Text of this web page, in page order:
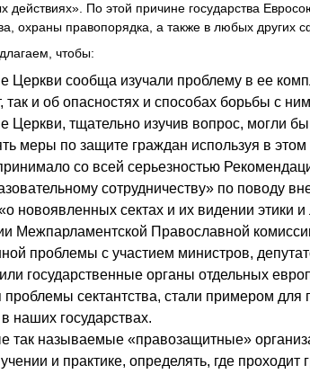
действиях». По этой причине государства
охраны правопорядка, а также в любых других
чтобы:
Церкви сообща изучали проблему в ее
так и об опасностях и способах борьбы с
тщательно изучив вопрос, могли
меры по защите граждан используя в
со всей серьезностью
сотрудничеству» по поводу
новоявленных сектах и их видении этики
Межпарламентской Православной
проблемы с участием министров,
государственные органы отдельных
сектантства, стали примером
наших государствах.
так называемые «правозащитные»
и практике, определять, где